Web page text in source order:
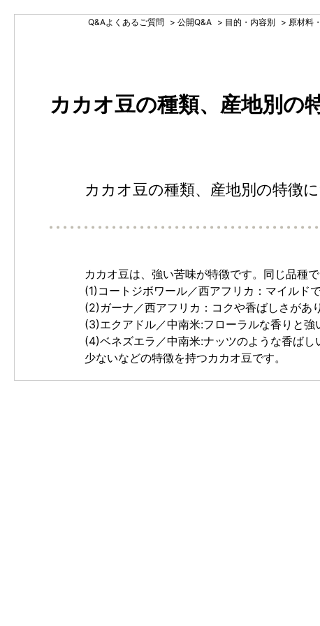
Q&Aよくあるご質問 > 公開Q&A > 目的・内容別 > 原材料
カカオ豆の種類、産地別の
カカオ豆の種類、産地別の特徴
カカオ豆は、強い苦味が特徴です。同じ品種
(1)コートジボワール／西アフリカ：マイルド
(2)ガーナ／西アフリカ：コクや香ばしさがあ
(3)エクアドル／中南米:フローラルな香りと強
(4)ベネズエラ／中南米:ナッツのような香ば
少ないなどの特徴を持つカカオ豆です。